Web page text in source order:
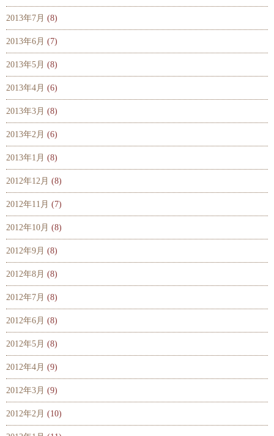
2013年7月 (8)
2013年6月 (7)
2013年5月 (8)
2013年4月 (6)
2013年3月 (8)
2013年2月 (6)
2013年1月 (8)
2012年12月 (8)
2012年11月 (7)
2012年10月 (8)
2012年9月 (8)
2012年8月 (8)
2012年7月 (8)
2012年6月 (8)
2012年5月 (8)
2012年4月 (9)
2012年3月 (9)
2012年2月 (10)